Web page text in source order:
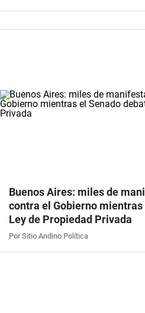
Buenos Aires: miles de
contra el Gobierno mientras
Ley de Propiedad Privada
Por Sitio Andino Política